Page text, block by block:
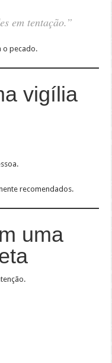
em tentação.”
o pecado.
vigília
recomendados.
uma